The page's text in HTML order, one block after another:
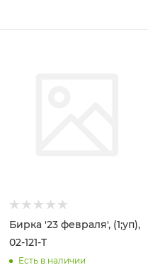
Бирка '23 февраля', (1;уп),
02-121-T
Есть в наличии